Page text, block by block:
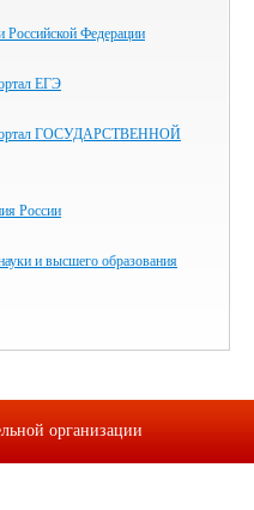
Российской Федерации
ЕГЭ
ГОСУДАРСТВЕННОЙ
России
и высшего образования
организации